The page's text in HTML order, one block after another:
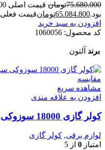
75.680.000تومان
بود.65.084.800تومانقیمت فعلی 65.084.800تومان است.
افزودن به سبد خرید
کد محصول: 1060056
برند آلتون
مقایسه
مشاهده سریع
افزودن به علاقه مندی
کولر گازی 18000 سوزوکی سری 18H410 سرد و گرم
لوازم برقی, کولر گازی
امتیاز 0 از 5